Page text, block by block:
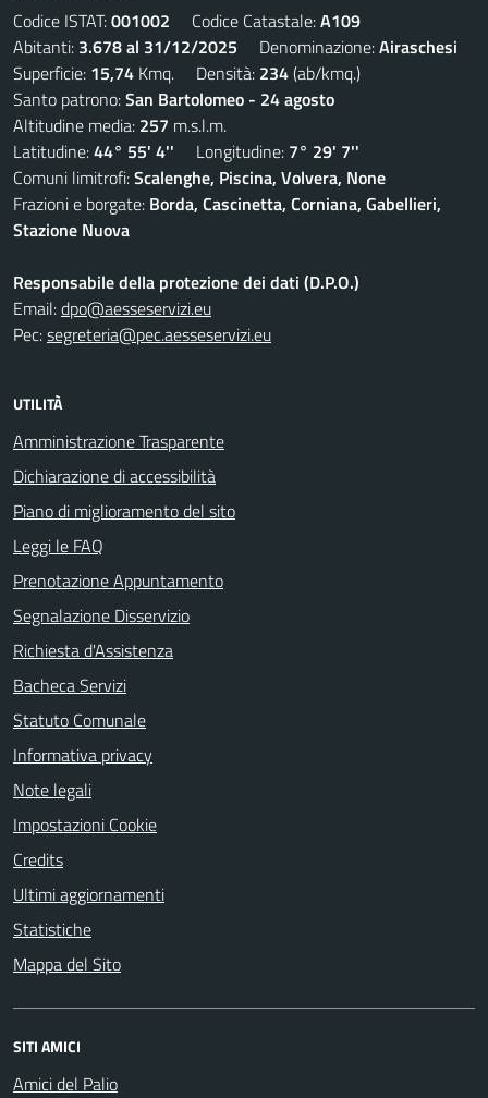
Codice ISTAT:001002 Codice Catastale:A109
Abitanti: 3.678 al 31/12/2025 Denominazione:Airaschesi
Superficie: 15,74 Kmq. Densità: 234(ab/kmq.)
Santo patrono:San Bartolomeo - 24 agosto
Altitudine media: 257 m.s.l.m.
Latitudine:44° 55' 4'' Longitudine: 7° 29' 7''
Comuni limitrofi:Scalenghe, Piscina, Volvera, None
Frazioni e borgate: Borda, Cascinetta, Corniana, Gabellieri,
Stazione Nuova
Responsabile della protezione dei dati (D.P.O.)
Email:dpo@aesseservizi.eu
Pec:segreteria@pec.aesseservizi.eu
UTILITÀ
Amministrazione Trasparente
Dichiarazione di accessibilità
Piano di miglioramento del sito
Leggi le FAQ
Prenotazione Appuntamento
Segnalazione Disservizio
Richiesta d'Assistenza
Bacheca Servizi
Statuto Comunale
Informativa privacy
Note legali
Impostazioni Cookie
Credits
Ultimi aggiornamenti
Statistiche
Mappa del Sito
SITI AMICI
Amici del Palio